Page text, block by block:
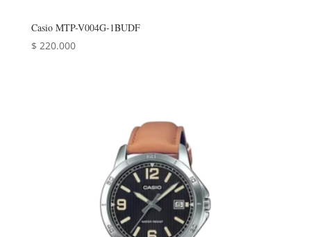
Casio MTP-V004G-1BUDF
$ 220.000